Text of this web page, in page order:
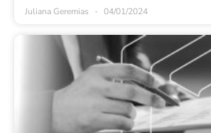
Juliana Geremias 04/01/2024